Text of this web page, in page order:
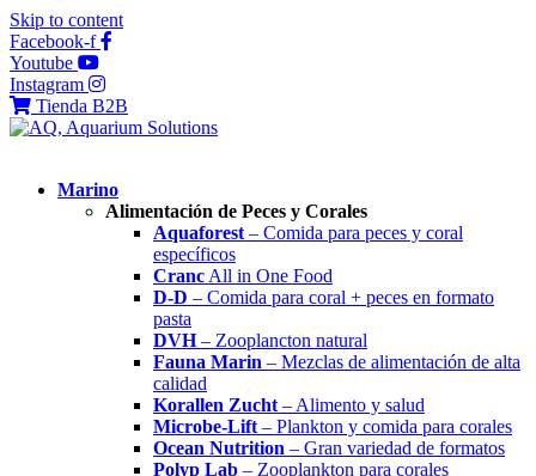
Skip to content
Facebook-f
Youtube
Instagram
Tienda B2B
Marino
Alimentación de Peces y Corales
Aquaforest – Comida para peces y coral
específicos
Cranc All in One Food
D-D – Comida para coral + peces en formato
pasta
DVH– Zooplancton natural
Fauna Marin – Mezclas de alimentación de alta
calidad
Korallen Zucht – Alimento y salud
Microbe-Lift – Plankton y comida para corales
Ocean Nutrition – Gran variedad de formatos
Polyp Lab – Zooplankton para corales